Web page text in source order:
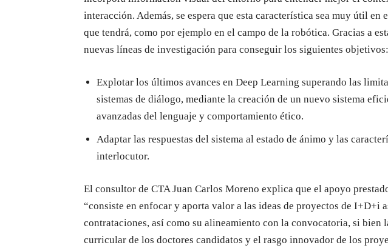
interacción. Además, se espera que esta característica sea muy útil
que tendrá, como por ejemplo en el campo de la robótica. Gracias a
nuevas líneas de investigación para conseguir los siguientes objetivos:
Explotar los últimos avances en Deep Learning superando las
sistemas de diálogo, mediante la creación de un nuevo sistema
avanzadas del lenguaje y comportamiento ético.
Adaptar las respuestas del sistema al estado de ánimo y las
interlocutor.
El consultor de CTA Juan Carlos Moreno explica que el apoyo
“consiste en enfocar y aporta valor a las ideas de proyectos de I+D+i
contrataciones, así como su alineamiento con la convocatoria, si bien
curricular de los doctores candidatos y el rasgo innovador de los